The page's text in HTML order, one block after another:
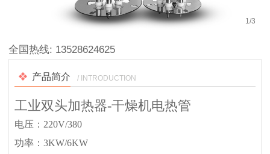
1 /3
全国热线: 13528624625
产品简介 / INTRODUCTION
工业双头加热器-干燥机电热管
电压：220V/380
功率：3KW/6KW